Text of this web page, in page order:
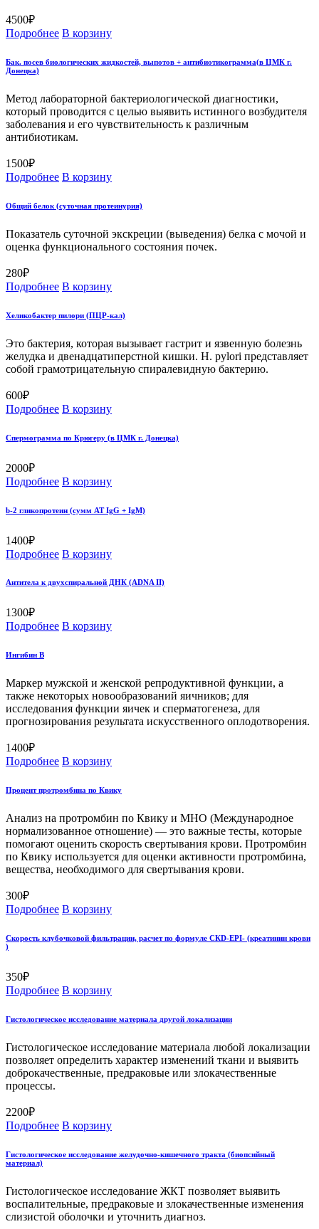
4500₽
Подробнее В корзину
Бак. посев биологических жидкостей, выпотов + антибиотикограмма(в ЦМК г.
Донецка)
Метод лабораторной бактериологической диагностики,
который проводится с целью выявить истинного возбудителя
заболевания и его чувствительность к различным
антибиотикам.
1500₽
Подробнее В корзину
Общий белок (суточная протеинурия)
Показатель суточной экскреции (выведения) белка с мочой и
оценка функционального состояния почек.
280₽
Подробнее В корзину
Хеликобактер пилори (ПЦР-кал)
Это бактерия, которая вызывает гастрит и язвенную болезнь
желудка и двенадцатиперстной кишки. H. pylori представляет
собой грамотрицательную спиралевидную бактерию.
600₽
Подробнее В корзину
Спермограмма по Крюгеру (в ЦМК г. Донецка)
2000₽
Подробнее В корзину
b-2 гликопротеин (сумм АТ IgG + IgM)
1400₽
Подробнее В корзину
Антитела к двухспиральной ДНК (ADNA II)
1300₽
Подробнее В корзину
Ингибин В
Маркер мужской и женской репродуктивной функции, а
также некоторых новообразований яичников; для
исследования функции яичек и сперматогенеза, для
прогнозирования результата искусственного оплодотворения.
1400₽
Подробнее В корзину
Процент протромбина по Квику
Анализ на протромбин по Квику и МНО (Международное
нормализованное отношение) — это важные тесты, которые
помогают оценить скорость свертывания крови. Протромбин
по Квику используется для оценки активности протромбина,
вещества, необходимого для свертывания крови.
300₽
Подробнее В корзину
Скорость клубочковой фильтрации, расчет по формуле СКD-EPI- (креатинин крови
)
350₽
Подробнее В корзину
Гистологическое исследование материала другой локализации
Гистологическое исследование материала любой локализации
позволяет определить характер изменений ткани и выявить
доброкачественные, предраковые или злокачественные
процессы.
2200₽
Подробнее В корзину
Гистологическое исследование желудочно-кишечного тракта (биопсийный
материал)
Гистологическое исследование ЖКТ позволяет выявить
воспалительные, предраковые и злокачественные изменения
слизистой оболочки и уточнить диагноз.